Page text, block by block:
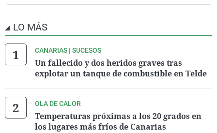
LO MÁS
CANARIAS | SUCESOS
Un fallecido y dos heridos graves tras
explotar un tanque de combustible en Telde
OLA DE CALOR
Temperaturas próximas a los 20 grados en
los lugares más fríos de Canarias